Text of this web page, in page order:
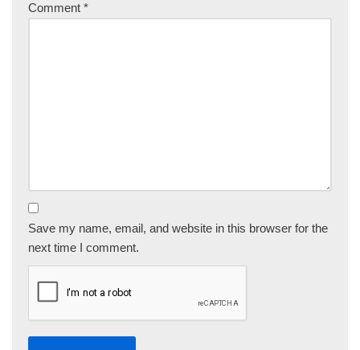
Comment *
Save my name, email, and website in this browser for the
next time I comment.